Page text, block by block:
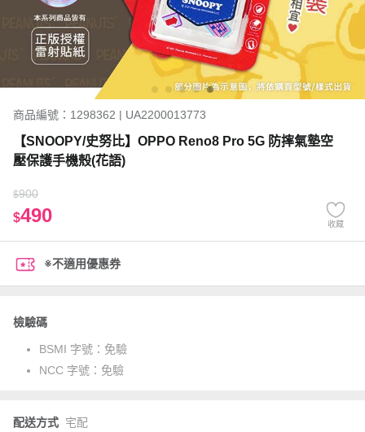
商品編號：1298362 | UA2200013773
【SNOOPY/史努比】OPPO Reno8 Pro 5G 防摔氣墊空
壓保護手機殼(花語)
$900
$490 收藏
※不適用優惠券
檢驗碼
BSMI 字號： 免驗
NCC 字號： 免驗
配送方式 宅配